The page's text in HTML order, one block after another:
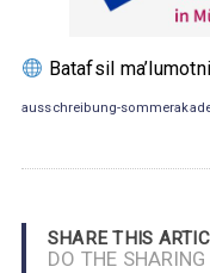
Batafsil
ausschreibung-
SHARE THIS
DO THE